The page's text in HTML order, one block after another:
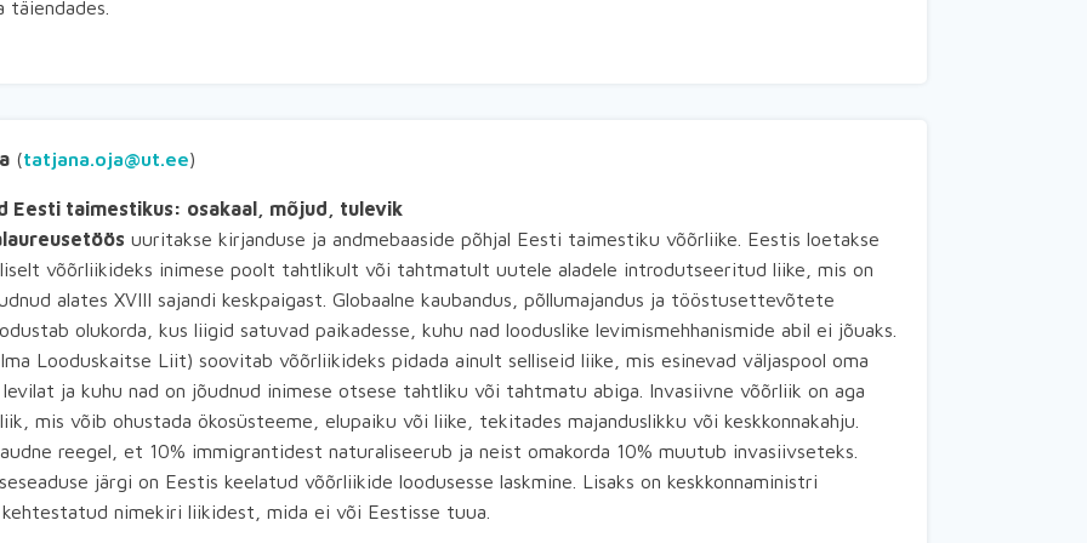
täiendades.
(tatjana.oja@ut.ee)
Eesti taimestikus: osakaal, mõjud, tulevik
uuritakse kirjanduse ja andmebaaside põhjal Eesti taimestiku võõrliike. Eestis loetakse
võõrliikideks inimese poolt tahtlikult või tahtmatult uutele aladele introdutseeritud liike, mis on
alates XVIII sajandi keskpaigast. Globaalne kaubandus, põllumajandus ja tööstusettevõtete
olukorda, kus liigid satuvad paikadesse, kuhu nad looduslike levimismehhanismide abil ei jõuaks.
Looduskaitse Liit) soovitab võõrliikideks pidada ainult selliseid liike, mis esinevad väljaspool oma
ja kuhu nad on jõudnud inimese otsese tahtliku või tahtmatu abiga. Invasiivne võõrliik on aga
mis võib ohustada ökosüsteeme, elupaiku või liike, tekitades majanduslikku või keskkonnakahju.
reegel, et 10% immigrantidest naturaliseerub ja neist omakorda 10% muutub invasiivseteks.
järgi on Eestis keelatud võõrliikide loodusesse laskmine. Lisaks on keskkonnaministri
kehtestatud nimekiri liikidest, mida ei või Eestisse tuua.